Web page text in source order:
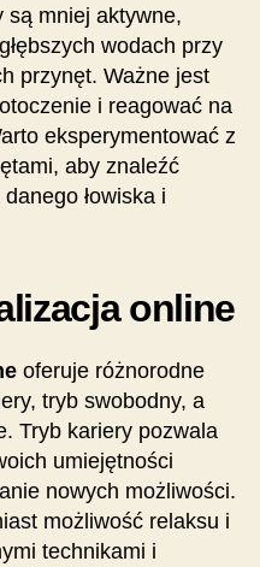
są mniej aktywne,
wodach przy
przynęt. Ważne jest
i reagować na
eksperymentować z
aby znaleźć
łowiska i
online
oferuje różnorodne
tryb swobodny, a
Tryb kariery pozwala
umiejętności
nowych możliwości.
możliwość relaksu i
technikami i